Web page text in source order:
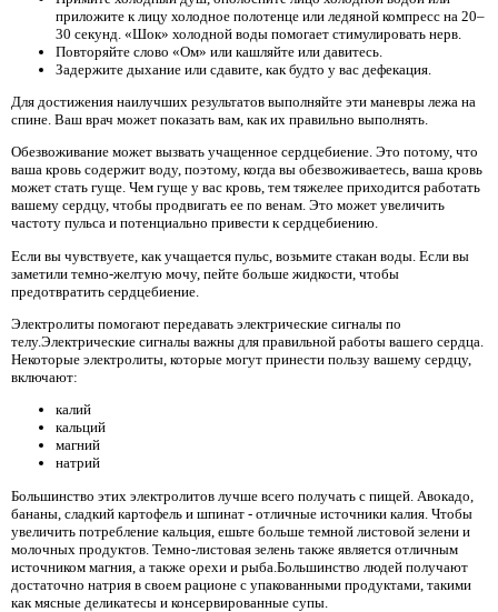
приложите к лицу холодное полотенце или ледяной компресс на 20–
30 секунд. «Шок» холодной воды помогает стимулировать нерв.
Повторяйте слово «Ом» или кашляйте или давитесь.
Задержите дыхание или сдавите, как будто у вас дефекация.
Для достижения наилучших результатов выполняйте эти маневры лежа на
спине. Ваш врач может показать вам, как их правильно выполнять.
Обезвоживание может вызвать учащенное сердцебиение. Это потому, что
ваша кровь содержит воду, поэтому, когда вы обезвоживаетесь, ваша кровь
может стать гуще. Чем гуще у вас кровь, тем тяжелее приходится работать
вашему сердцу, чтобы продвигать ее по венам. Это может увеличить
частоту пульса и потенциально привести к сердцебиению.
Если вы чувствуете, как учащается пульс, возьмите стакан воды. Если вы
заметили темно-желтую мочу, пейте больше жидкости, чтобы
предотвратить сердцебиение.
Электролиты помогают передавать электрические сигналы по
телу.Электрические сигналы важны для правильной работы вашего сердца.
Некоторые электролиты, которые могут принести пользу вашему сердцу,
включают:
калий
кальций
магний
натрий
Большинство этих электролитов лучше всего получать с пищей. Авокадо,
бананы, сладкий картофель и шпинат - отличные источники калия. Чтобы
увеличить потребление кальция, ешьте больше темной листовой зелени и
молочных продуктов. Темно-листовая зелень также является отличным
источником магния, а также орехи и рыба.Большинство людей получают
достаточно натрия в своем рационе с упакованными продуктами, такими
как мясные деликатесы и консервированные супы.